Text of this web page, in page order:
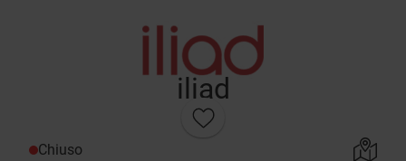
iliad
Chiuso